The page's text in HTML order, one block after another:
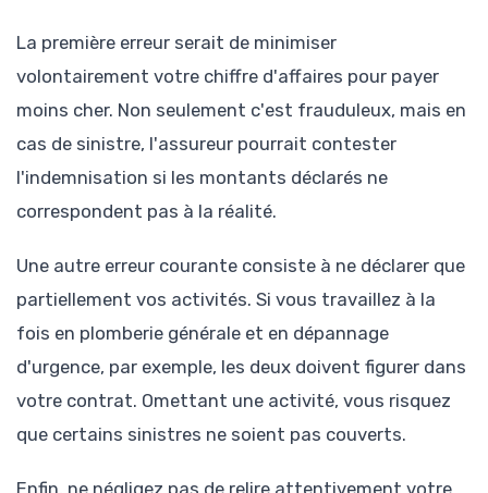
La première erreur serait de minimiser
volontairement votre chiffre d'affaires pour payer
moins cher. Non seulement c'est frauduleux, mais en
cas de sinistre, l'assureur pourrait contester
l'indemnisation si les montants déclarés ne
correspondent pas à la réalité.
Une autre erreur courante consiste à ne déclarer que
partiellement vos activités. Si vous travaillez à la
fois en plomberie générale et en dépannage
d'urgence, par exemple, les deux doivent figurer dans
votre contrat. Omettant une activité, vous risquez
que certains sinistres ne soient pas couverts.